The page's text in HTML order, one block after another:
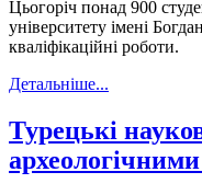
Цьогоріч понад 900
університету імені
кваліфікаційні роботи.
Детальніше...
Турецькі